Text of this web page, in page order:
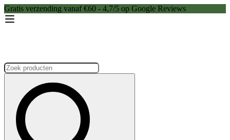
Gratis verzending vanaf €60 - 4,7/5 op Google Reviews
Zoeken: